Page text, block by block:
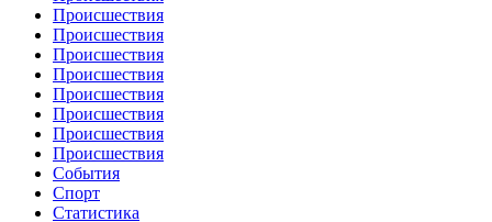
Происшествия
Происшествия
Происшествия
Происшествия
Происшествия
Происшествия
Происшествия
Происшествия
События
Спорт
Статистика